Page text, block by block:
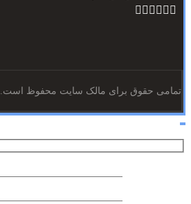
تمامی حقوق برای مالک سایت محفوظ است.